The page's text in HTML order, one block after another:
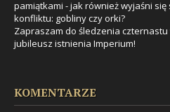
pamiątkami - jak również wyjaśni
konfliktu: gobliny czy orki?
Zapraszam do śledzenia
jubileusz istnienia Imperium!
KOMENTARZE